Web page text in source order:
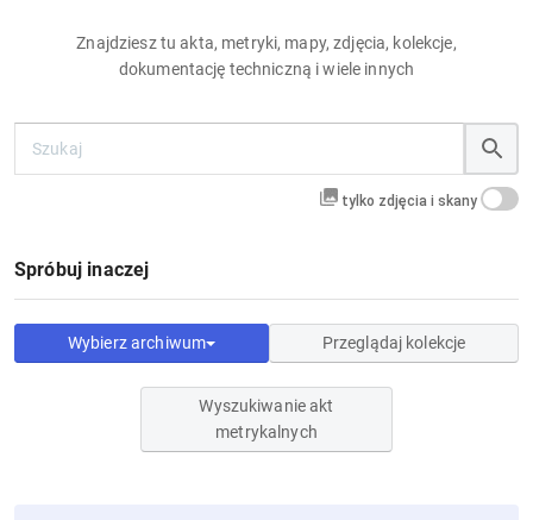
Znajdziesz tu akta, metryki, mapy, zdjęcia, kolekcje,
dokumentację techniczną i wiele innych
tylko zdjęcia i skany
Spróbuj inaczej
Wybierz archiwum Przeglądaj kolekcje
Wyszukiwanie akt
metrykalnych